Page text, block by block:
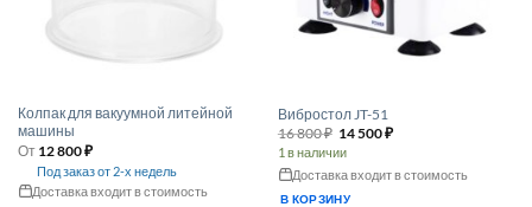
Колпак для вакуумной литейной
машины
От 12 800₽
Под заказ от 2-х недель
Доставка входит в стоимость
Вибростол JT-51
16 800₽ Первоначальная
цена
составляла
16 800 ₽.
14 500₽Текущая
1 в наличии
Доставка входит в стоимость
В КОРЗИНУ